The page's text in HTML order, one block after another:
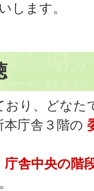
します。
おり、どなた
庁舎３階の
庁舎中央の階